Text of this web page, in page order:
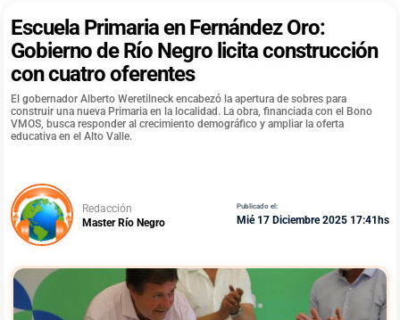
Escuela Primaria en Fernández Oro:
Gobierno de Río Negro licita construcción
con cuatro oferentes
El gobernador Alberto Weretilneck encabezó la apertura de sobres para
construir una nueva Primaria en la localidad. La obra, financiada con el Bono
VMOS, busca responder al crecimiento demográfico y ampliar la oferta
educativa en el Alto Valle.
Redacción
Master Río Negro
Publicado el:
Mié 17 Diciembre 2025 17:41hs